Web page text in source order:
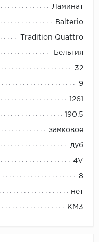
Next Step
Novafloor
Primavera
ROYCE
SPC
Ламинат
Balterio
Tradition Quattro
Бельгия
32
9
1261
190.5
замковое
дуб
4V
8
нет
КМ3